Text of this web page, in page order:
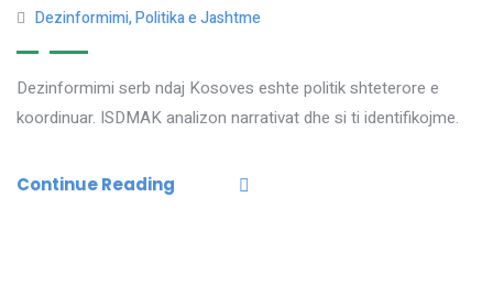
Dezinformimi,Politika e Jashtme
Dezinformimi serb ndaj Kosoves eshte politik shteterore e
koordinuar. ISDMAK analizon narrativat dhe si ti identifikojme.
Continue Reading